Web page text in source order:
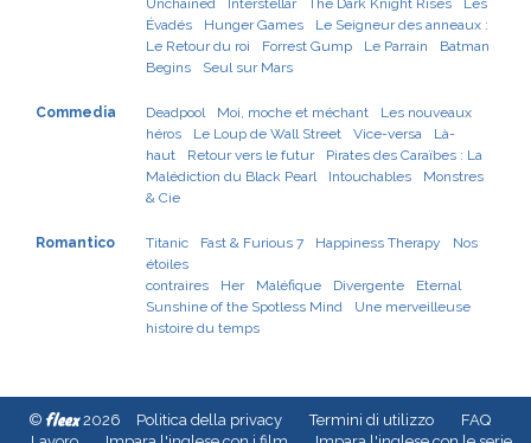
Unchained
Interstellar The Dark Knight Rises
Les
Évadés
Hunger Games
Le Seigneur des anneaux :
Le Retour du roi
Forrest Gump Le Parrain
Batman
Begins
Seul sur Mars
Commedia Deadpool Moi, moche et méchant
Les nouveaux
héros
Le Loup de Wall Street Vice-versa
Là-
haut
Retour vers le futur
Pirates des Caraïbes : La
Malédiction du Black Pearl
Intouchables
Monstres
& Cie
Romantico Titanic Fast & Furious 7 Happiness Therapy
Nos
étoiles
contraires
Her Maléfique Divergente
Eternal
Sunshine of the Spotless Mind
Une merveilleuse
histoire du temps
© fleex2026 Politica della privacy Termini di utilizzo
FAQ